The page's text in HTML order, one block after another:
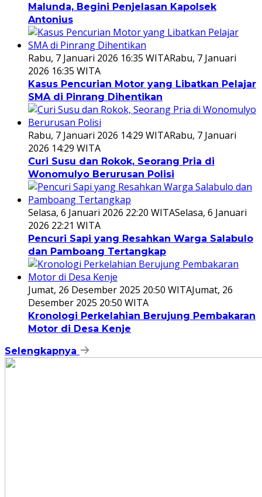
Malunda, Begini Penjelasan Kapolsek
Antonius
Rabu, 7 Januari 2026 16:35 WITARabu, 7 Januari
2026 16:35 WITA
Kasus Pencurian Motor yang Libatkan Pelajar
SMA di Pinrang Dihentikan
Rabu, 7 Januari 2026 14:29 WITARabu, 7 Januari
2026 14:29 WITA
Curi Susu dan Rokok, Seorang Pria di
Wonomulyo Berurusan Polisi
Selasa, 6 Januari 2026 22:20 WITASelasa, 6 Januari
2026 22:21 WITA
Pencuri Sapi yang Resahkan Warga Salabulo
dan Pamboang Tertangkap
Jumat, 26 Desember 2025 20:50 WITAJumat, 26
Desember 2025 20:50 WITA
Kronologi Perkelahian Berujung Pembakaran
Motor di Desa Kenje
Selengkapnya